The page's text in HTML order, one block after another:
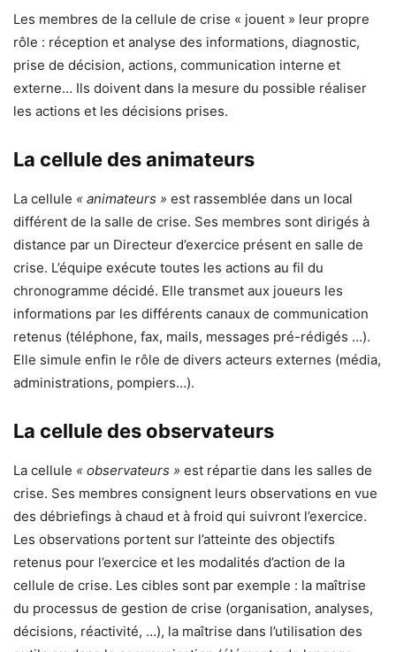
Les membres de la cellule de crise « jouent » leur propre
rôle : réception et analyse des informations, diagnostic,
prise de décision, actions, communication interne et
externe… Ils doivent dans la mesure du possible réaliser
les actions et les décisions prises.
La cellule des animateurs
La cellule « animateurs » est rassemblée dans un local
différent de la salle de crise. Ses membres sont dirigés à
distance par un Directeur d’exercice présent en salle de
crise. L’équipe exécute toutes les actions au fil du
chronogramme décidé. Elle transmet aux joueurs les
informations par les différents canaux de communication
retenus (téléphone, fax, mails, messages pré-rédigés …).
Elle simule enfin le rôle de divers acteurs externes (média,
administrations, pompiers…).
La cellule des observateurs
La cellule « observateurs » est répartie dans les salles de
crise. Ses membres consignent leurs observations en vue
des débriefings à chaud et à froid qui suivront l’exercice.
Les observations portent sur l’atteinte des objectifs
retenus pour l’exercice et les modalités d’action de la
cellule de crise. Les cibles sont par exemple : la maîtrise
du processus de gestion de crise (organisation, analyses,
décisions, réactivité, …), la maîtrise dans l’utilisation des